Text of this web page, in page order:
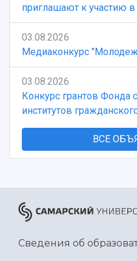
приглашают к участию
03.08.2026
Медиаконкурс
03.08.2026
Конкурс грантов Фонда
институтов
ВСЕ
Сведения об